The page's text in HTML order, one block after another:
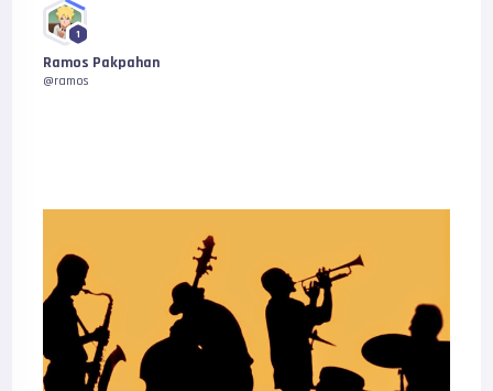
1
Ramos Pakpahan
@ramos